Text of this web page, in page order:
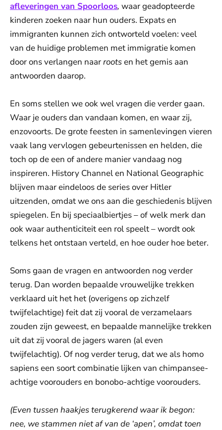
afleveringen van Spoorloos, waar geadopteerde
kinderen zoeken naar hun ouders. Expats en
immigranten kunnen zich ontworteld voelen: veel
van de huidige problemen met immigratie komen
door ons verlangen naarrootsen het gemis aan
antwoorden daarop.
En soms stellen we ook wel vragen die verder gaan.
Waar je ouders dan vandaan komen, en waar zij,
enzovoorts. De grote feesten in samenlevingen vieren
vaak lang vervlogen gebeurtenissen en helden, die
toch op de een of andere manier vandaag nog
inspireren. History Channel en National Geographic
blijven maar eindeloos de series over Hitler
uitzenden, omdat we ons aan die geschiedenis blijven
spiegelen. En bij speciaalbiertjes – of welk merk dan
ook waar authenticiteit een rol speelt – wordt ook
telkens het ontstaan verteld, en hoe ouder hoe beter.
Soms gaan de vragen en antwoorden nog verder
terug. Dan worden bepaalde vrouwelijke trekken
verklaard uit het het (overigens op zichzelf
twijfelachtige) feit dat zij vooral de verzamelaars
zouden zijn geweest, en bepaalde mannelijke trekken
uit dat zij vooral de jagers waren (al even
twijfelachtig). Of nog verder terug, dat we als homo
sapiens een soort combinatie lijken van chimpansee-
achtige voorouders en bonobo-achtige voorouders.
(Even tussen haakjes terugkerend waar ik begon:
nee, we stammen niet af van de ‘apen’, omdat toen